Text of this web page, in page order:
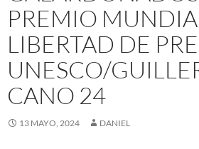
PREMIO
LIBERTAD DE
UNESCO/
CANO 24
13 MAYO, 2024 DANIEL